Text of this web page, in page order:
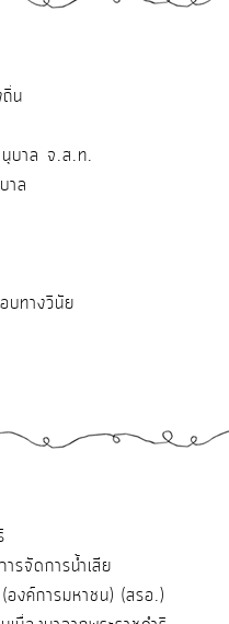
น
บาล จ.ส.ท.
าล
บทางวินัย
รจัดการน้ำเสีย
องค์การมหาชน) (สรอ.)